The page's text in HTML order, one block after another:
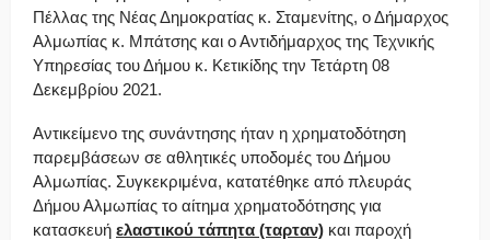
Πέλλας της Νέας Δημοκρατίας κ. Σταμενίτης, ο Δήμαρχος
Αλμωπίας κ. Μπάτσης και ο Αντιδήμαρχος της Τεχνικής
Υπηρεσίας του Δήμου κ. Κετικίδης την Τετάρτη 08
Δεκεμβρίου 2021.
Αντικείμενο της συνάντησης ήταν η χρηματοδότηση
παρεμβάσεων σε αθλητικές υποδομές του Δήμου
Αλμωπίας. Συγκεκριμένα, κατατέθηκε από πλευράς
Δήμου Αλμωπίας το αίτημα χρηματοδότησης για
κατασκευή ελαστικού τάπητα (ταρταν) και παροχή